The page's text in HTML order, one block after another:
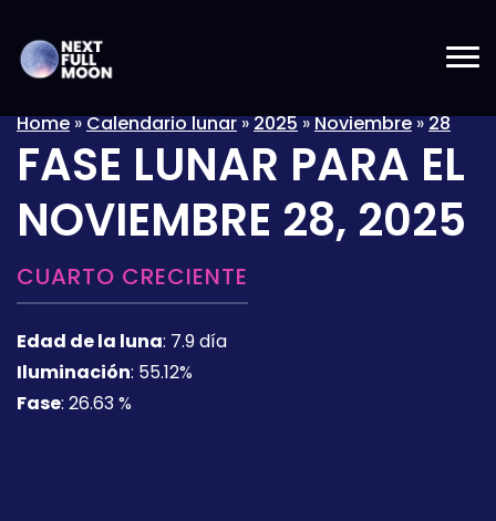
Home»Calendario lunar»2025»Noviembre»28
FASE LUNAR PARA EL
NOVIEMBRE 28, 2025
CUARTO CRECIENTE
Edad de la luna: 7.9 día
Iluminación: 55.12%
Fase: 26.63 %